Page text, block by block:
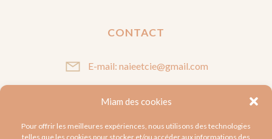
Miam des cookies
Pour offrir les meilleures expériences, nous utilisons des technologies
telles que les cookies pour stocker et/ou accéder aux informations des
CONTACT
E-mail: naieetcie@gmail.com